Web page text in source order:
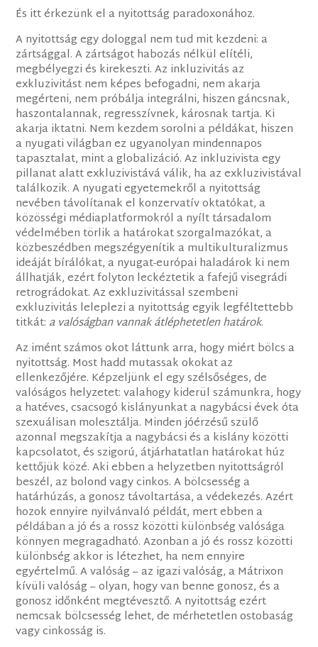
És itt érkezünk el a nyitottság paradoxonához.
A nyitottság egy dologgal nem tud mit kezdeni: a
zártsággal. A zártságot habozás nélkül elítéli,
megbélyegzi és kirekeszti. Az inkluzivitás az
exkluzivitást nem képes befogadni, nem akarja
megérteni, nem próbálja integrálni, hiszen gáncsnak,
haszontalannak, regresszívnek, károsnak tartja. Ki
akarja iktatni. Nem kezdem sorolni a példákat, hiszen
a nyugati világban ez ugyanolyan mindennapos
tapasztalat, mint a globalizáció. Az inkluzivista egy
pillanat alatt exkluzivistává válik, ha az exkluzivistával
találkozik. A nyugati egyetemekről a nyitottság
nevében távolítanak el konzervatív oktatókat, a
közösségi médiaplatformokról a nyílt társadalom
védelmében törlik a határokat szorgalmazókat, a
közbeszédben megszégyenítik a multikulturalizmus
ideáját bírálókat, a nyugat-európai haladárok ki nem
állhatják, ezért folyton leckéztetik a fafejű visegrádi
retrográdokat. Az exkluzivitással szembeni
exkluzivitás leleplezi a nyitottság egyik legféltettebb
titkát: a valóságban vannak átléphetetlen határok.
Az imént számos okot láttunk arra, hogy miért bölcs a
nyitottság. Most hadd mutassak okokat az
ellenkezőjére. Képzeljünk el egy szélsőséges, de
valóságos helyzetet: valahogy kiderül számunkra, hogy
a hatéves, csacsogó kislányunkat a nagybácsi évek óta
szexuálisan molesztálja. Minden jóérzésű szülő
azonnal megszakítja a nagybácsi és a kislány közötti
kapcsolatot, és szigorú, átjárhatatlan határokat húz
kettőjük közé. Aki ebben a helyzetben nyitottságról
beszél, az bolond vagy cinkos. A bölcsesség a
határhúzás, a gonosz távoltartása, a védekezés. Azért
hozok ennyire nyilvánvaló példát, mert ebben a
példában a jó és a rossz közötti különbség valósága
könnyen megragadható. Azonban a jó és rossz közötti
különbség akkor is létezhet, ha nem ennyire
egyértelmű. A valóság – az igazi valóság, a Mátrixon
kívüli valóság – olyan, hogy van benne gonosz, és a
gonosz időnként megtévesztő. A nyitottság ezért
nemcsak bölcsesség lehet, de mérhetetlen ostobaság
vagy cinkosság is.